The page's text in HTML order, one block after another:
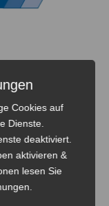
Cookies auf
Dienste.
deaktiviert.
aktivieren &
lesen Sie